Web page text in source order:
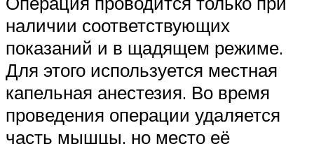
наличии соответствующих
показаний и в щадящем режиме.
Для этого используется местная
капельная анестезия. Во время
проведения операции удаляется
часть мышцы, но место её